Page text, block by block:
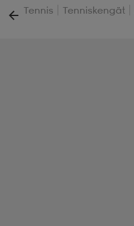
Tennis | Tenniskengät |